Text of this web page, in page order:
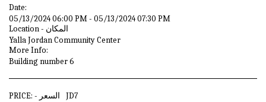
Date:
05/13/2024 06:00 PM - 05/13/2024 07:30 PM
Location - المكان
Yalla Jordan Community Center
More Info:
Building number 6
PRICE: - السعر JD7